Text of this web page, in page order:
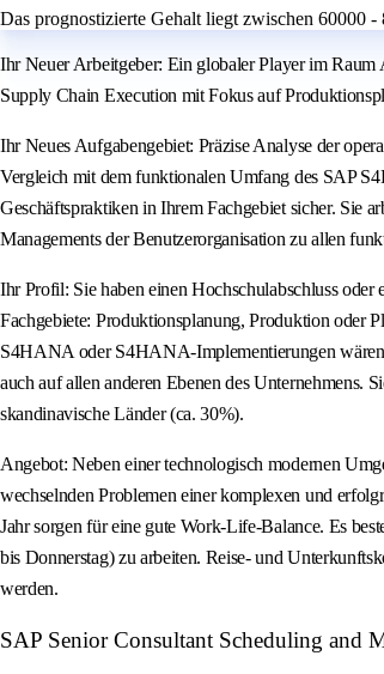
Das prognostizierte Gehalt liegt zwischen 60000 -
Ihr Neuer Arbeitgeber: Ein globaler Player im
Supply Chain Execution mit Fokus auf
Ihr Neues Aufgabengebiet: Präzise Analyse der
Vergleich mit dem funktionalen Umfang des SAP
Geschäftspraktiken in Ihrem Fachgebiet sicher. Sie
Managements der Benutzerorganisation zu allen
Ihr Profil: Sie haben einen Hochschulabschluss
Fachgebiete: Produktionsplanung, Produktion oder
S4HANA oder S4HANA-Implementierungen wären
auch auf allen anderen Ebenen des Unternehmens.
skandinavische Länder (ca. 30%).
Angebot: Neben einer technologisch modernen
wechselnden Problemen einer komplexen und
Jahr sorgen für eine gute Work-Life-Balance. Es
bis Donnerstag) zu arbeiten. Reise- und
werden.
SAP Senior Consultant Scheduling and